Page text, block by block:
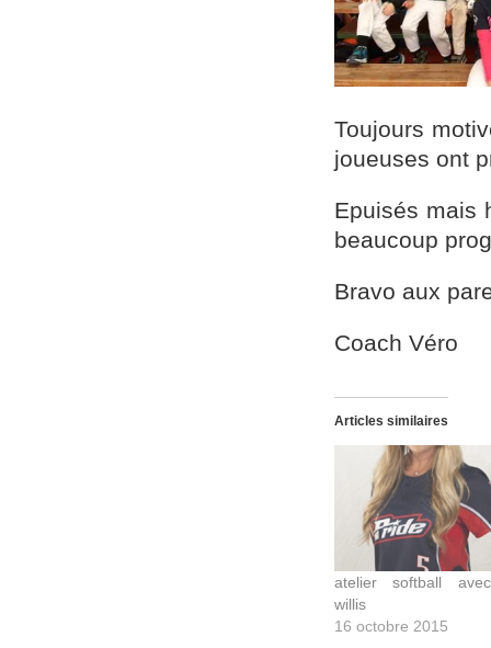
Toujours
joueuses ont
Epuisés mais
beaucoup
Bravo aux
Coach Véro
Articles similaires
atelier softball
willis
16 octobre 2015